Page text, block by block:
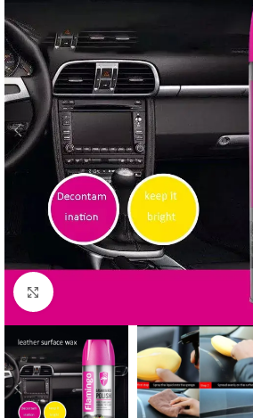
Click to enlarge